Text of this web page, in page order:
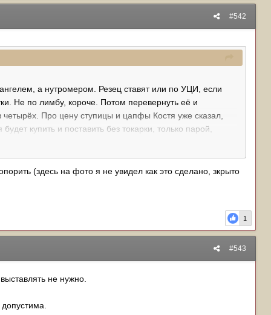
#542
а нутромером. Резец ставят или по УЦИ, если
Не по лимбу, короче. Потом перевернуть её и
четырёх. Про цену ступицы и цапфы Костя уже сказал,
купить и поставить без токарки, только парой,
(здесь на фото я не увидел как это сделано, зкрыто
1
#543
не нужно.